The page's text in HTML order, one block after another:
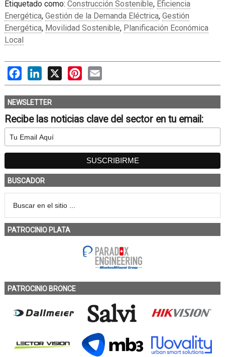
Etiquetado como: Construcción Sostenible, Eficiencia
Energética, Gestión de la Demanda Eléctrica, Gestión
Energética, Movilidad Sostenible, Planificación Económica
Local
FacebookLinkedIn
X PinterestEmail
NEWSLETTER
Recibe las noticias clave del sector en tu email:
BUSCADOR
PATROCINIO PLATA
PATROCINIO BRONCE